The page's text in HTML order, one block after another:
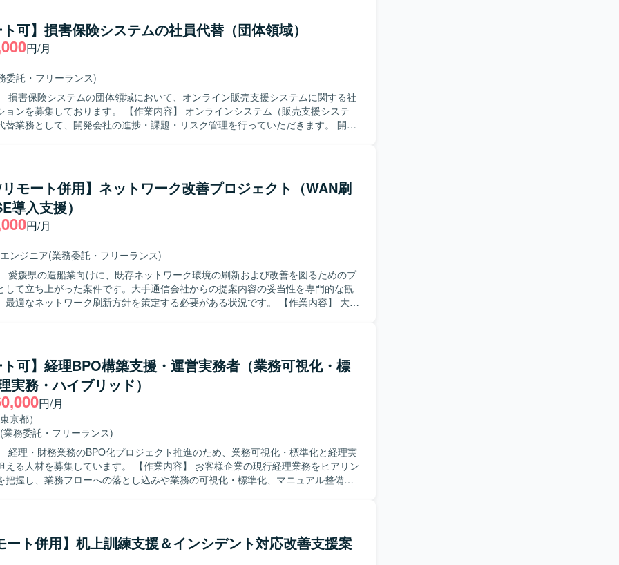
レビューもご担当いただきます。 また、会議のファシリテーションや論点整理、
主体的に進めていただきます。 【求める人物像】 システム開発の上流工
ち、開発経験を背景に要件定義・設計・開発寄りの実務に継続して関わってこら
ております。 論理的思考力をもとに課題や論点を構造化し、関係者へ分かりやす
方を歓迎いたします。 ビジネス部門やベンダー、社内外のシステム担当者など多
ホルダーと円滑にコミュニケーションを取りながら、要望を整理し開発側へ適切
ます。 【ポジションの魅力】 大手企業の基幹システムにおける
ロジェクトに上流工程から関わることができ、ビジネス部門と開発側の双方に近
提供できるポジションです。 要件定義や設計、各種レビューを通じて、システム
解や業務知見を深めることができます。 リーダー枠として参画いただく場合は、
ます。 【開発環境】 基幹システムの新機能開発プロジェクト
定義および設計工程を中心とした環境での業務となります。具体的な技術スタッ
ト環境は、既存の基幹システムと連携した形での検討・レビューを行っていただ
ト可】損害保険システムの社員代替（団体領域）
円/月
委託・フリーランス)
損害保険システムの団体領域において、オンライン販売支援システムに関する社
ります。 【作業内容】 オンラインシステム（販売支援システ
替業務として、開発会社の進捗・課題・リスク管理を行っていただきます。 開発
援にも携わっていただきます。 【求める人物像】 関係者と円滑にコミュ
を取りながら主体的に業務を推進できる方を求めております。 複数のステークホ
しながらプロジェクトを前に進めていくことに前向きに取り組める方を歓迎いた
知識とITスキルの双方を高めていただけます。 開発会社やビジネス部門と連携し
程やマネジメント寄りの経験を積むことができるポジションです。 【開発環
ーバシステム（オンプレミス）を中心としたシステム環境に携わっていただきま
リモート併用】ネットワーク改善プロジェクト（WAN刷
導入支援）
円/月
ンジニア(業務委託・フリーランス)
愛媛県の造船業向けに、既存ネットワーク環境の刷新および改善を図るためのプ
して立ち上がった案件です。大手通信会社からの提案内容の妥当性を専門的な観
なネットワーク刷新方針を策定する必要がある状況です。 【作業内容】 大手
、最適なネットワーク刷新方針をご提言いただきます。また、RFPおよび要件定
であるため、先方事務局と連携しながらこれらのドキュメントを策定し、その後
設計まで一貫してご支援いただきます。 【求める人物像】 論理的な資料作
体的にタスクを推進していける方を求めています。ステークホルダーとのコミュ
を円滑に行いながら、関係者を巻き込みつつネットワーク刷新プロジェクトを前
の魅力】 SASEを活用したWAN刷新プロジェクトに
関わることができ、提案評価から方針策定、要件定義、設計まで一連の工程をリ
ジションです。特定ベンダーの提案に依存しない中立的な立場から、最適なネッ
キテクチャを検討できるため、上流コンサルティングおよびネットワーク設計ス
Cato SASEを中心としたSASEソリューションおよ
ワーク環境を対象とした検討・設計を行います。
ト可】経理BPO構築支援・運営実務者（業務可視化・標
実務・ハイブリッド）
円/月
京都）
(業務委託・フリーランス)
経理・財務業務のBPO化プロジェクト推進のため、業務可視化・標準化と経理実
ています。 【作業内容】 お客様企業の現行経理業務をヒアリン
把握し、業務フローへの落とし込みや業務の可視化・標準化、マニュアル整備を
善活動にも従事していただきます。対象業務としては、経費精算、伝票処理、支
金確認、売掛・買掛管理、債権債務管理、残高照合、各種レポート作成、申請・
管理などの経理・財務関連業務を想定しています。 【求める人物像】 経理実
ちながら、業務フロー作成やマニュアル整備など業務の可視化・標準化に主体的
ート併用】机上訓練支援＆インシデント対応改善支援案